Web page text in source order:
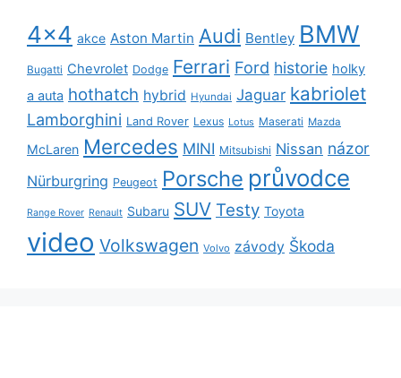
4x4 akce Aston Martin Audi Bentley BMW
Bugatti Chevrolet Dodge Ferrari Ford historie holky
a auta hothatch hybrid Hyundai Jaguar kabriolet
Lamborghini Land Rover Lexus Lotus Maserati Mazda
McLaren Mercedes MINI Mitsubishi Nissan názor
Nürburgring Peugeot Porsche průvodce
Range Rover Renault Subaru SUV Testy Toyota
video Volkswagen Volvo závody Škoda